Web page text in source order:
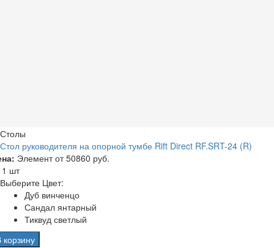
Столы
Стол руководителя на опорной тумбе Rift Direct RF.SRT-24 (R)
Элемент от 50860 руб.
1 шт
Выберите Цвет:
Дуб винченцо
Сандал янтарный
Тиквуд светлый
корзину